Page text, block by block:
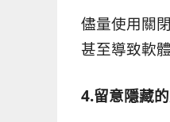
儘量使用關
甚至導致軟
4.留意隱藏